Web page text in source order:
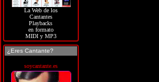
La Web de los
Cantantes
Playbacks
en formato
MIDI y MP3
¿Eres Cantante?
soycantante.es